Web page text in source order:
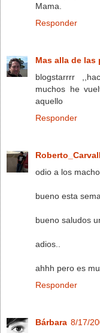
Mama.
Responder
Mas alla de las
blogstarrrr
muchos he
aquello
Responder
odio a los
bueno esta
bueno saludos
adios..
ahhh pero es
Responder
Bárbara 8/17/